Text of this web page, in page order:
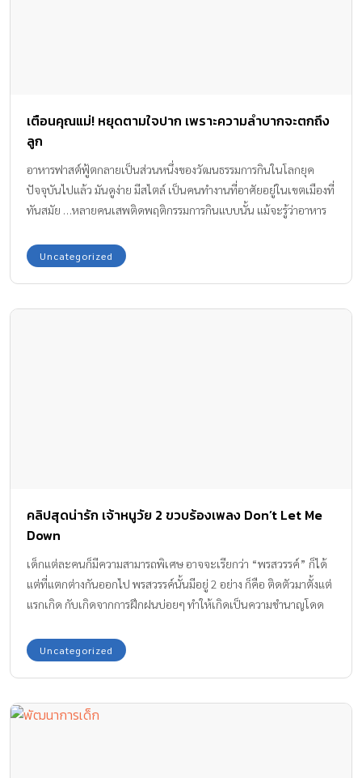
เตือนคุณแม่! หยุดตามใจปาก เพราะความลำบากจะตกถึง
ลูก
อาหารฟาสต์ฟู้ตกลายเป็นส่วนหนึ่งของวัฒนธรรมการกินในโลกยุค
ปัจจุบันไปแล้ว มันดูง่าย มีสไตล์ เป็นคนทำงานที่อาศัยอยู่ในเขตเมืองที่
ทันสมัย …หลายคนเสพติดพฤติกรรมการกินแบบนั้น แม้จะรู้ว่าอาหาร
เพราะเป็นสิทธิส่วนบุคคล แต่สำหรับบางคนก็อาจถึงเวลาแล้วที่ต้อง
ทบทวนตัวเอง ลดทอนความคุ้นเคยในการกินไม่เลือกลงบ้าง โดย
งานภาพถ่ายของ Raul Krebs ช่างภาพชาวบราซิลเลียนใช้ในงาน
เกิดเนื้องอกให้ทารกได้ด้วย คงจะเป็นเรื่องน่าเศร้าถ้าคุณแม่ทั้งหลาย
มองข้ามความสำคัญของสารอาหารที่ถูกต้องตามหลักโภชนาการ และ
ตามใจตัวเองไปกับความคุ้นเคยในการกินโดยไม่แคร์ว่ามันจะส่งผลก
ระทบกับลูกในท้องอย่างไร? สื่อโฆษณาเป็นตัวกระตุ้นให้คนเราอยาก
เลียนแบบทำอะไรสนองความอยากได้ มันก็เป็นเครื่องขัดเกลาให้เรา
ทบทวนตัวเองได้เช่นกัน บางทีเป็นเพราะเรามักง่ายจนมองข้ามไปว่า
ชีวิตมนุษย์ก็โดนกำหนดชะตากรรมไว้กับความรับผิดชอบของชีวิตอีก
รุ่นหนึ่งซะแล้ว อ้างอิง : Medical Daily, UFUNK, […]
Uncategorized
คลิปสุดน่ารัก เจ้าหนูวัย 2 ขวบร้องเพลง Don’t Let Me
Down
เด็กแต่ละคนก็มีความสามารถพิเศษ อาจจะเรียกว่า “พรสวรรค์” ก็ได้
แต่ที่แตกต่างกันออกไป พรสวรรค์นั้นมีอยู่ 2 อย่าง ก็คือ ติดตัวมาตั้งแต่
แรกเกิด กับเกิดจากการฝึกฝนบ่อยๆ ทำให้เกิดเป็นความชำนาญโดด
คลิปแล้วต้องพูดเป็นเสียงเดียวกันว่า มาจากพรสวรรค์ล้วนๆ เพราะ
ด้วยวัยเพียง 2 ขวบไม่ได้เป็นอุปสรรคแต่อย่างใดสำหรับการร้องเพลง
ราวกับว่าฝึกมาตั้งแต่อยู่ในท้อง ว่าแล้วจะน่ารักขนาดไหน ตามไปดูคลิป
Uncategorized